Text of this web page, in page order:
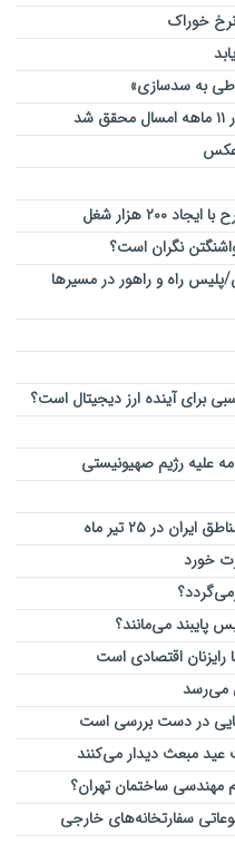
خوراک
به سدسازی»
نگران است؟
راه و راهور در مسیرها
برای آینده ارز دیجیتال است؟
علیه رژیم صهیونیستی
در ۲۵ تیر ماه
خورد
می‌مانند؟
رایزنان اقتصادی است
در دست بررسی است
عید مبعث دیدار می‌کنند
مهندسی ساختمان تهران؟
سفارتخانه‌های خارجی